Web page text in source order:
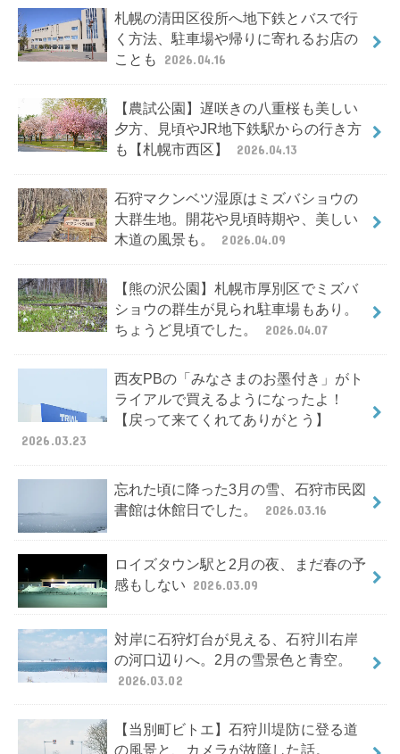
札幌の清田区役所へ地下鉄とバスで行
く方法、駐車場や帰りに寄れるお店の
ことも
2026.04.16
【農試公園】遅咲きの八重桜も美しい
夕方、見頃やJR地下鉄駅からの行き方
も【札幌市西区】
2026.04.13
石狩マクンベツ湿原はミズバショウの
大群生地。開花や見頃時期や、美しい
木道の風景も。
2026.04.09
【熊の沢公園】札幌市厚別区でミズバ
ショウの群生が見られ駐車場もあり。
ちょうど見頃でした。
2026.04.07
西友PBの「みなさまのお墨付き」がト
ライアルで買えるようになったよ！
【戻って来てくれてありがとう】
2026.03.23
忘れた頃に降った3月の雪、石狩市民図
書館は休館日でした。
2026.03.16
ロイズタウン駅と2月の夜、まだ春の予
感もしない 2026.03.09
対岸に石狩灯台が見える、石狩川右岸
の河口辺りへ。2月の雪景色と青空。
2026.03.02
【当別町ビトエ】石狩川堤防に登る道
の風景と、カメラが故障した話。